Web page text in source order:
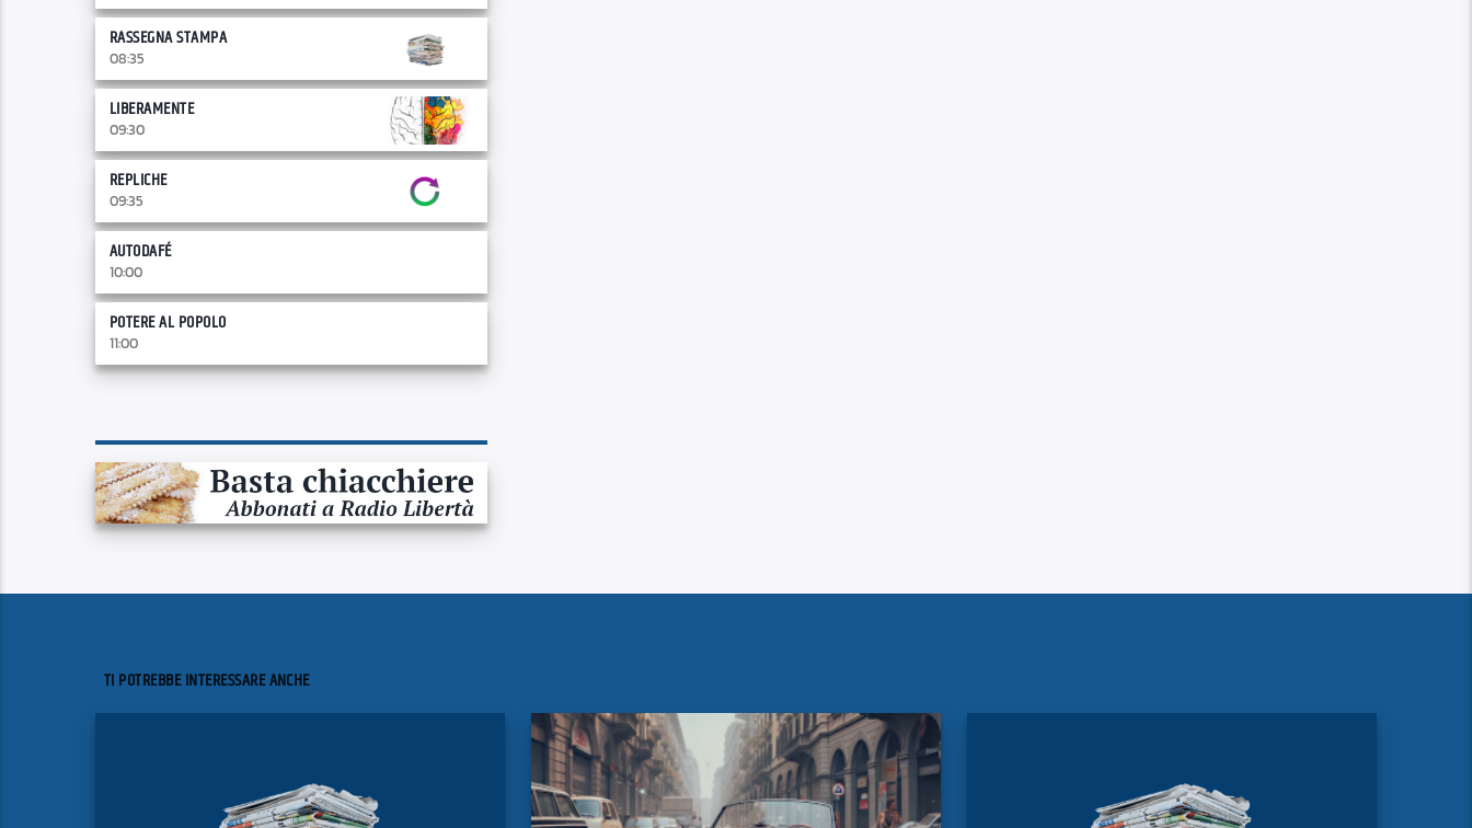
RASSEGNA STAMPA
08:35
LIBERAMENTE
09:30
REPLICHE
09:35
AUTODAFÉ
10:00
POTERE AL POPOLO
11:00
TI POTREBBE INTERESSARE ANCHE